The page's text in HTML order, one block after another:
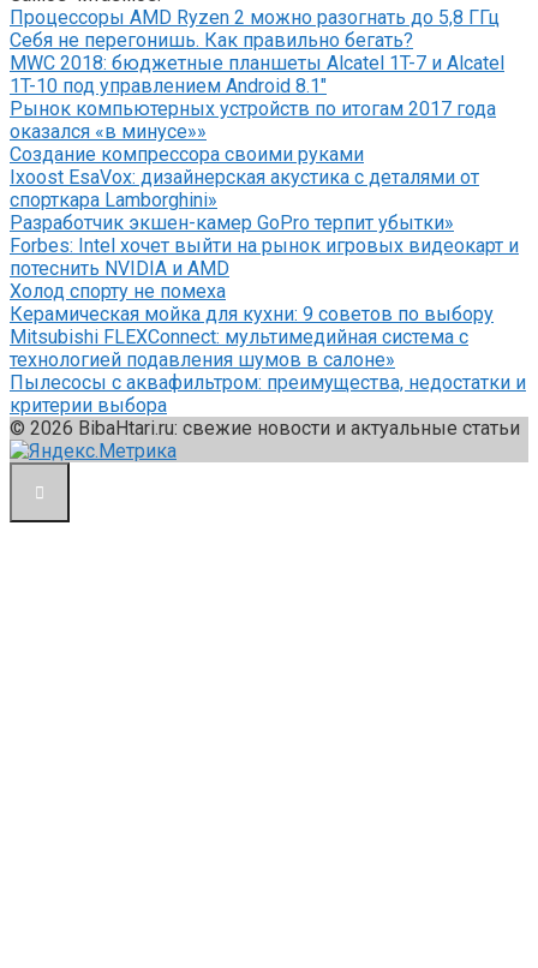
Процессоры AMD Ryzen 2 можно разогнать до 5,8 ГГц
Себя не перегонишь. Как правильно бегать?
MWC 2018: бюджетные планшеты Alcatel 1T-7 и Alcatel
1T-10 под управлением Android 8.1″
Рынок компьютерных устройств по итогам 2017 года
оказался «в минусе»»
Создание компрессора своими руками
Ixoost EsaVox: дизайнерская акустика с деталями от
спорткара Lamborghini»
Разработчик экшен-камер GoPro терпит убытки»
Forbes: Intel хочет выйти на рынок игровых видеокарт и
потеснить NVIDIA и AMD
Холод спорту не помеха
Керамическая мойка для кухни: 9 советов по выбору
Mitsubishi FLEXConnect: мультимедийная система с
технологией подавления шумов в салоне»
Пылесосы с аквафильтром: преимущества, недостатки и
критерии выбора
© 2026 BibaHtari.ru: свежие новости и актуальные статьи